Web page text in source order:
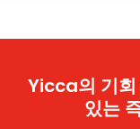
Yicca의 기회
있는